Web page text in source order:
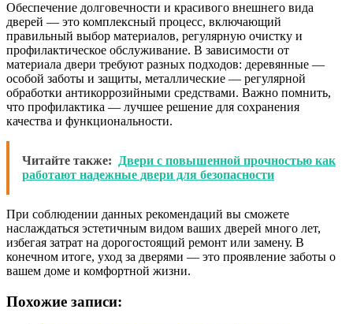
Обеспечение долговечности и красивого внешнего вида
дверей — это комплексный процесс, включающий
правильный выбор материалов, регулярную очистку и
профилактическое обслуживание. В зависимости от
материала двери требуют разных подходов: деревянные —
особой заботы и защиты, металлические — регулярной
обработки антикоррозийными средствами. Важно помнить,
что профилактика — лучшее решение для сохранения
качества и функциональности.
Читайте также:
Двери с повышенной прочностью как
работают надежные двери для безопасности
При соблюдении данных рекомендаций вы сможете
наслаждаться эстетичным видом ваших дверей много лет,
избегая затрат на дорогостоящий ремонт или замену. В
конечном итоге, уход за дверями — это проявление заботы о
вашем доме и комфортной жизни.
Похожие записи: